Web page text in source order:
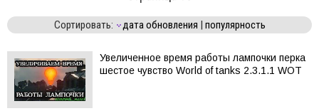
Сортировать: дата обновления | популярность
Увеличенное время работы лампочки перка
шестое чувство World of tanks 2.3.1.1 WOT